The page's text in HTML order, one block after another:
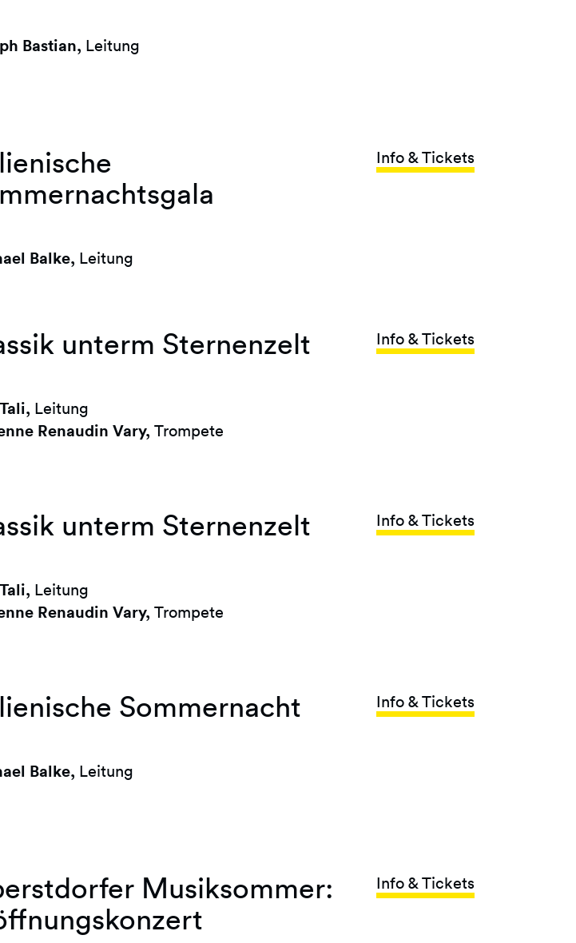
Bastian, Leitung
Balke, Leitung
Info & Tickets
unterm Sternenzelt
Leitung
Renaudin Vary, Trompete
Info & Tickets
unterm Sternenzelt
Leitung
Renaudin Vary, Trompete
Info & Tickets
Sommernacht
Balke, Leitung
Info & Tickets
Musiksommer:
Info & Tickets